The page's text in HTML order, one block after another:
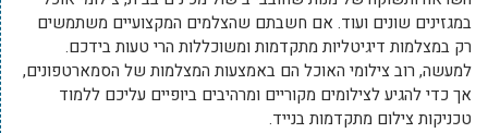
במגזינים שונים ועוד. אם חשבתם שהצלמים המקצועיים משתמשים
רק במצלמות דיגיטליות מתקדמות ומשוכללות הרי טעות בידכם.
למעשה, רוב צילומי האוכל הם באמצעות המצלמות של הסמארטפונים,
אך כדי להגיע לצילומים מקוריים ומרהיבים ביופיים עליכם ללמוד
טכניקות צילום מתקדמות בנייד.